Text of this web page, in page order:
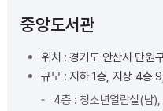
중앙도서관
위치 : 경기도 안산시 단원
규모 : 지하 1층, 지상 4층
4층 : 청소년열람실(남